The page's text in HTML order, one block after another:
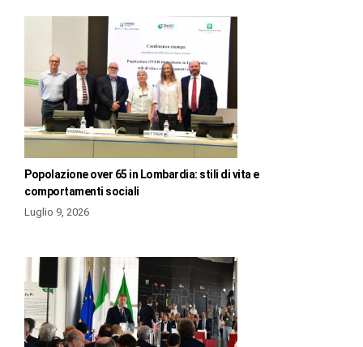
Popolazione over 65 in Lombardia: stili di vita e
comportamenti sociali
Luglio 9, 2026